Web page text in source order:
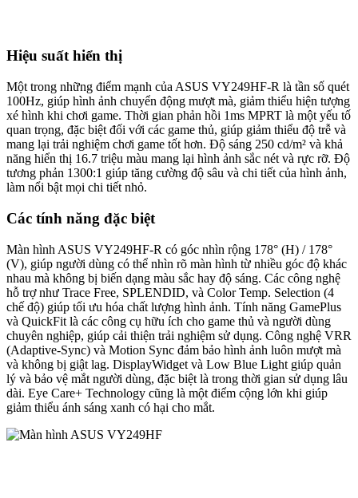
Hiệu suất hiển thị
Một trong những điểm mạnh của ASUS VY249HF-R là tần số quét
100Hz, giúp hình ảnh chuyển động mượt mà, giảm thiểu hiện tượng
xé hình khi chơi game. Thời gian phản hồi 1ms MPRT là một yếu tố
quan trọng, đặc biệt đối với các game thủ, giúp giảm thiểu độ trễ và
mang lại trải nghiệm chơi game tốt hơn. Độ sáng 250 cd/m² và khả
năng hiển thị 16.7 triệu màu mang lại hình ảnh sắc nét và rực rỡ. Độ
tương phản 1300:1 giúp tăng cường độ sâu và chi tiết của hình ảnh,
làm nổi bật mọi chi tiết nhỏ.
Các tính năng đặc biệt
Màn hình ASUS VY249HF-R có góc nhìn rộng 178° (H) / 178°
(V), giúp người dùng có thể nhìn rõ màn hình từ nhiều góc độ khác
nhau mà không bị biến dạng màu sắc hay độ sáng. Các công nghệ
hỗ trợ như Trace Free, SPLENDID, và Color Temp. Selection (4
chế độ) giúp tối ưu hóa chất lượng hình ảnh. Tính năng GamePlus
và QuickFit là các công cụ hữu ích cho game thủ và người dùng
chuyên nghiệp, giúp cải thiện trải nghiệm sử dụng. Công nghệ VRR
(Adaptive-Sync) và Motion Sync đảm bảo hình ảnh luôn mượt mà
và không bị giật lag. DisplayWidget và Low Blue Light giúp quản
lý và bảo vệ mắt người dùng, đặc biệt là trong thời gian sử dụng lâu
dài. Eye Care+ Technology cũng là một điểm cộng lớn khi giúp
giảm thiểu ánh sáng xanh có hại cho mắt.